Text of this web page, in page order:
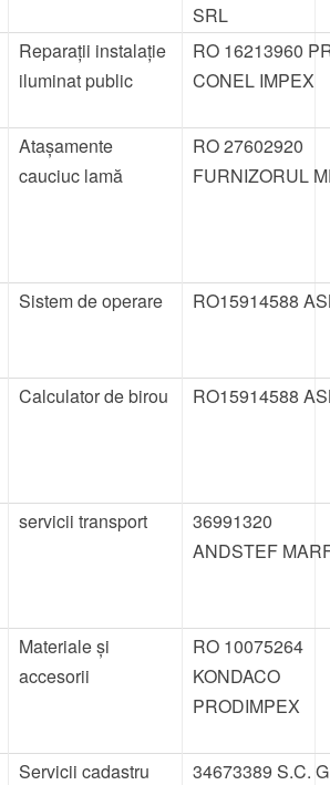
SRL
Reparații instalație
iluminat public
RO 16213960
CONEL IMPEX
Atașamente
cauciuc lamă
RO 27602920
FURNIZORUL
Sistem de operare RO15914588
Calculator de birou RO15914588
servicii transport
36991320
ANDSTEF
Materiale și
accesorii
RO 10075264
KONDACO
PRODIMPEX
Servicii cadastru
34673389 S.C.